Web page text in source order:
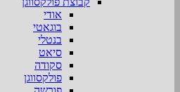
אודי
בוגאטי
בנטלי
סיאט
סקודה
פולקסווגן